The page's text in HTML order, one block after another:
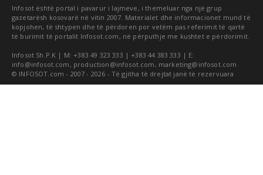
Infosot është portal i pavarur i lajmeve, i themeluar nga një grup
gazetarësh kosovarë në vitin 2007. Materialet dhe informacionet mund të
kopjohen, të shtypen dhe të përdoren por vetëm pas referimit të qartë
të burimit të portalit Infosot.com, në përputhje me kushtet e përdorimit.
Infosot Sh.P.K | M: +383 49 323 333 | +383 44 383 333 | E:
info@infosot.com , production@infosot.com , marketing@infosot.com
© INFOSOT.com - 2007 - 2026 - Të gjitha të drejtat janë të rezervuara